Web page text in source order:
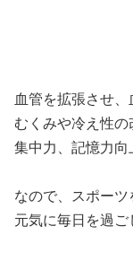
血管を拡張させ、
むくみや冷え性の
集中力、記憶力向
なので、スポーツ
元気に毎日を過ご